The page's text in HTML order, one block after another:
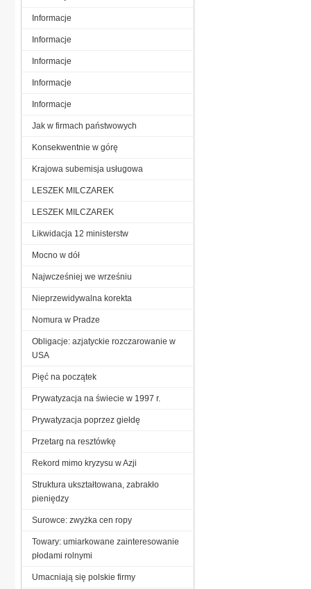
Informacje
Informacje
Informacje
Informacje
Informacje
Jak w firmach państwowych
Konsekwentnie w górę
Krajowa subemisja usługowa
LESZEK MILCZAREK
LESZEK MILCZAREK
Likwidacja 12 ministerstw
Mocno w dół
Najwcześniej we wrześniu
Nieprzewidywalna korekta
Nomura w Pradze
Obligacje: azjatyckie rozczarowanie w
USA
Pięć na początek
Prywatyzacja na świecie w 1997 r.
Prywatyzacja poprzez giełdę
Przetarg na resztówkę
Rekord mimo kryzysu w Azji
Struktura ukształtowana, zabrakło
pieniędzy
Surowce: zwyżka cen ropy
Towary: umiarkowane zainteresowanie
płodami rolnymi
Umacniają się polskie firmy